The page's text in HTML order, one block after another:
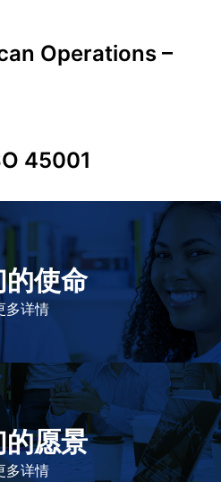
Operations –
45001
使命
多详情
者的生命健康和质量
愿景
多详情
民，在全球提供优质和患者可
递我们的价值。